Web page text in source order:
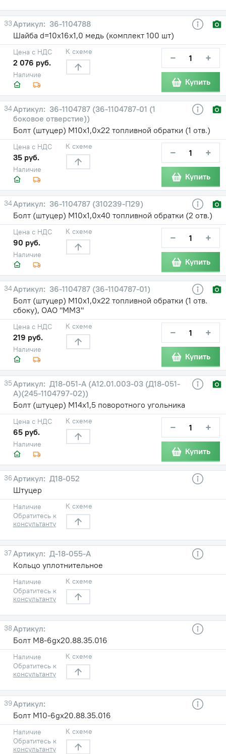
33
36-1104788
Шайба d=10х16х1,0 медь (комплект 100 шт)
Наличие
Цена с НДС
2 076 руб.
К схеме − +
Купить
34
36-1104787 (36-1104787-01 (1
боковое отверстие))
Болт (штуцер) М10х1,0х22 топливной обратки (1 отв.)
Наличие
Цена с НДС
35 руб.
К схеме − +
Купить
34
36-1104787 (310239-П29)
Болт (штуцер) М10х1,0х40 топливной обратки (2 отв.)
Наличие
Цена с НДС
90 руб.
К схеме − +
Купить
34
36-1104787 (36-1104787-01)
Болт (штуцер) М10х1,0х22 топливной обратки (1 отв.
сбоку), ОАО "ММЗ"
Наличие
Цена с НДС
219 руб.
К схеме − +
Купить
35
Д18-051-А (А12.01.003-03 (Д18-051-
А)(245-1104797-02))
Болт (штуцер) М14х1,5 поворотного угольника
Наличие
Цена с НДС
65 руб.
К схеме − +
Купить
36
Д18-052
Штуцер
Наличие
Обратитесь к
консультанту
К схеме
37
Д-18-055-А
Кольцо уплотнительное
Наличие
Обратитесь к
консультанту
К схеме
38
Болт М8-6gx20.88.35.016
Наличие
Обратитесь к
консультанту
К схеме
39
Болт М10-6gx20.88.35.016
Наличие
Обратитесь к
консультанту
К схеме